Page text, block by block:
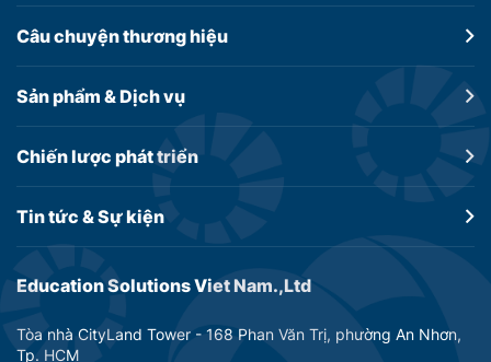
Education Solutions Viet Nam.,Ltd
Tòa nhà CityLand Tower - 168 Phan Văn Trị, phường An Nhơn,
Tp. HCM
Câu chuyệnthương hiệu
Sản phẩm &Dịch vụ
Chiến lược phát triển
Tin tức &Sự kiện